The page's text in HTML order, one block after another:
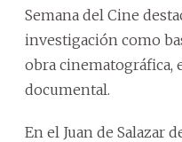
Semana del Cine
investigación como
obra cinematográfica,
documental.
En el Juan de Salazar